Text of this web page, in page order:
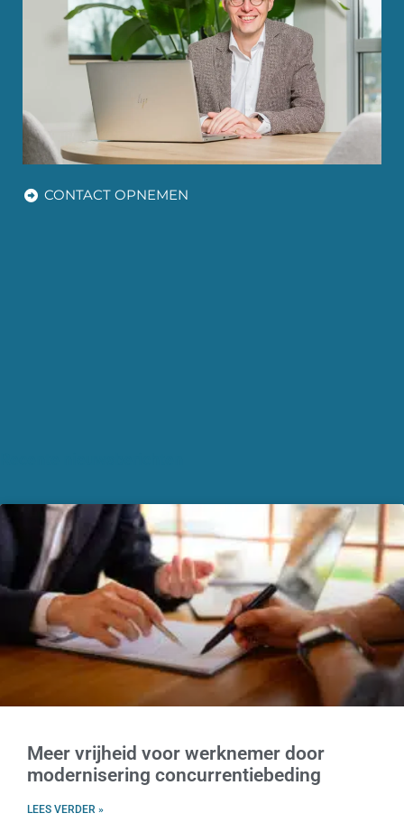
CONTACT OPNEMEN
Meer vrijheid voor werknemer door
modernisering concurrentiebeding
LEES VERDER »